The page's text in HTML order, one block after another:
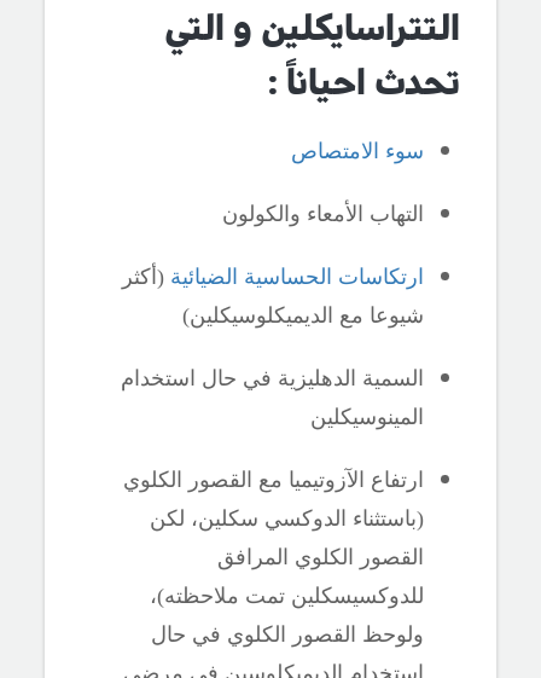
التتراسايكلين و التي
تحدث احياناً :
سوء الامتصاص
التهاب الأمعاء والكولون
ارتكاسات الحساسية الضيائية (أكثر
شيوعا مع الديميكلوسيكلين)
السمية الدهليزية في حال استخدام
المينوسيكلين
ارتفاع الآزوتيميا مع القصور الكلوي
(باستثناء الدوكسي سكلين، لكن
القصور الكلوي المرافق
للدوكسيسكلين تمت ملاحظته)،
ولوحظ القصور الكلوي في حال